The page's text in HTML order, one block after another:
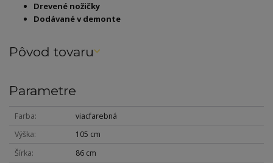
Drevené nožičky
Dodávané v demonte
Pôvod tovaru
Parametre
Farba
viacfarebná
Výška
105 cm
Šírka
86 cm